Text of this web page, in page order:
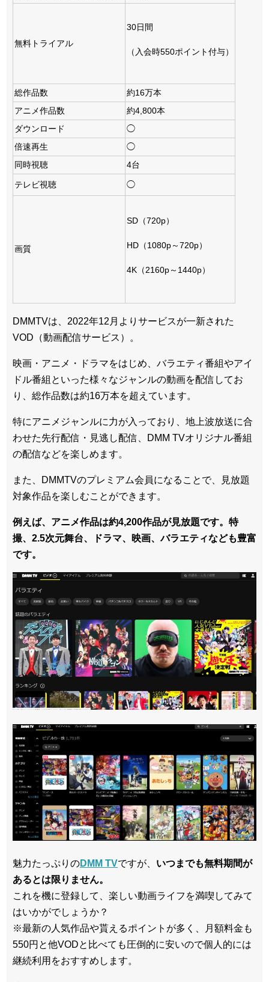
無料トライアル
30日間
（入会時550ポイント付与）
総作品数
約16万本
アニメ作品数
約4,800本
ダウンロード
◯
倍速再生
◯
同時視聴
4台
テレビ視聴 ◯
画質
SD（720p）
HD（1080p～720p）
4K（2160p～1440p）
DMMTVは、2022年12月よりサービスが一新された
VOD（動画配信サービス）。
映画・アニメ・ドラマをはじめ、バラエティ番組やアイ
ドル番組といった様々なジャンルの動画を配信してお
り、総作品数は約16万本を超えています。
特にアニメジャンルに力が入っており、地上波放送に合
わせた先行配信・見逃し配信、DMM TVオリジナル番組
の配信などを楽しめます。
また、DMMTVのプレミアム会員になることで、見放題
対象作品を楽しむことができます。
例えば、アニメ作品は約4,200作品が見放題です。特
撮、2.5次元舞台、ドラマ、映画、バラエティなども豊富
です。
魅力たっぷりのDMM TVですが、 いつまでも無料期間が
あるとは限りません。
これを機に登録して、楽しい動画ライフを満喫してみて
はいかがでしょうか？
※最新の人気作品や貰えるポイントが多く、月額料金も
550円と他VODと比べても圧倒的に安いので個人的には
継続利用をおすすめします。